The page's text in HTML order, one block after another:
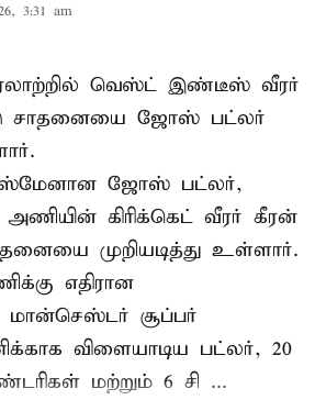
3:31 am
வரலாற்றில் வெஸ்ட் இண்டீஸ் வீரர்
சாதனையை ஜோஸ் பட்லர்
ஜோஸ் பட்லர்,
கிரிக்கெட் வீரர் கீரன்
முறியடித்து உள்ளார்.
எதிரான
சூப்பர்
விளையாடிய பட்லர், 20
மற்றும் 6 சி ...